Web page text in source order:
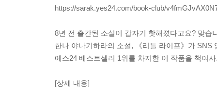
https://sarak.yes24.com/book-club/
8년 전 출간된 소설이 갑자기 핫해졌다고요? 맞습
한나 야나기하라의 소설, 《리틀 라이프》가
예스24 베스트셀러 1위를 차지한 이 작품을 책여
[상세 내용]